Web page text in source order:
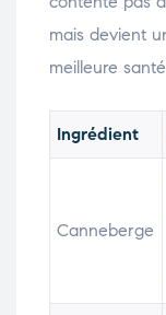
mais devient
meilleure
Ingrédient
Canneberge